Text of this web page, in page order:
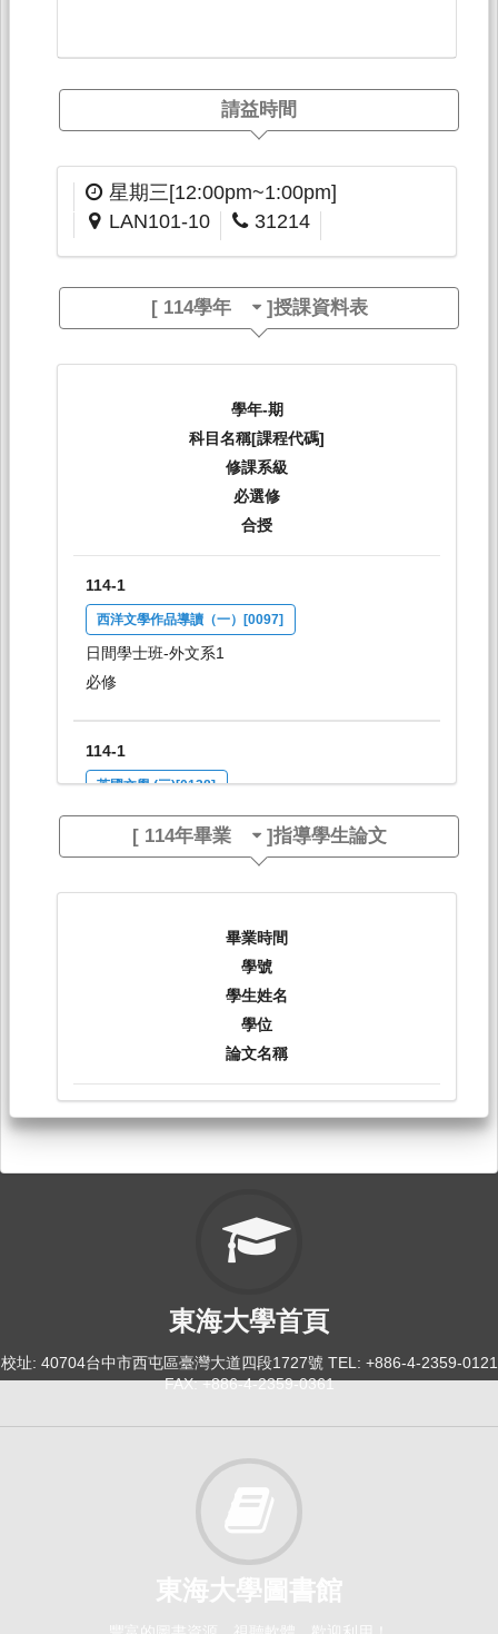
請益時間
星期三[12:00pm~1:00pm]
LAN101-10
31214
[ 114學年 ]授課資料表
學年-期
科目名稱[課程代碼]
修課系級
必選修
合授
114-1
西洋文學作品導讀（一）[0097]
日間學士班-外文系1
必修
114-1
英國文學 (三)[0138]
日間學士班-外文系3
114-1
英文作文（三）[0132]
必修
日間學士班-外文系1
日間學士班-外文系3
[ 114年畢業 ]指導學生論文
畢業時間
學號
學生姓名
學位
論文名稱
東海大學首頁
校址: 40704台中市西屯區臺灣大道四段1727號 TEL: +886-4-2359-0121
FAX: +886-4-2359-0361
東海大學圖書館